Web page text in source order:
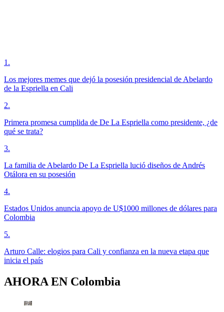
1 .
Los mejores memes que dejó la posesión presidencial de Abelardo
de la Espriella en Cali
2.
Primera promesa cumplida de De La Espriella como presidente, ¿de
qué se trata?
3.
La familia de Abelardo De La Espriella lució diseños de Andrés
Otálora en su posesión
4.
Estados Unidos anuncia apoyo de U$1000 millones de dólares para
Colombia
5.
Arturo Calle: elogios para Cali y confianza en la nueva etapa que
inicia el país
AHORA EN Colombia